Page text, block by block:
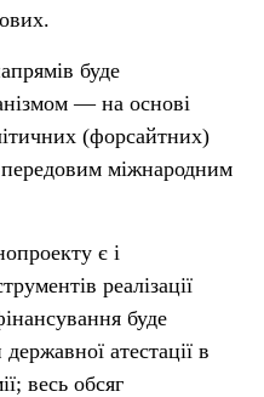
буде
— на основі
(форсайтних)
міжнародним
є і
реалізації
буде
атестації в
весь обсяг